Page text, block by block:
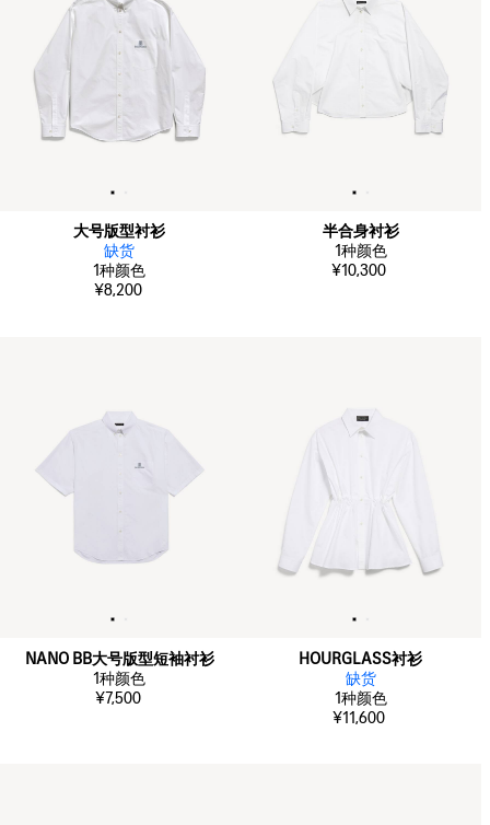
大号版型衬衫
缺货
1种颜色
¥8,200
半合身衬衫
1种颜色
¥10,300
NANO BB大号版型短袖衬衫
1种颜色
¥7,500
HOURGLASS衬衫
缺货
1种颜色
¥11,600